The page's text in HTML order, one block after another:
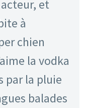
et
à
chien
la vodka
par la pluie
balades